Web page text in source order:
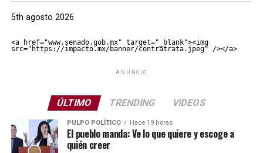
5th agosto 2026
<a href="www.senado.gob.mx" target="_blank"><img
src="https://impacto.mx/banner/contratrata.jpeg" /></a>
ANUNCIO
ÚLTIMO TRENDING VIDEOS
PULPO POLÍTICO Hace 19 horas
El pueblo manda: Ve lo que quiere y escoge a
quién creer